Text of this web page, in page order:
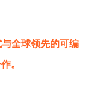
与全球领先的可编
。